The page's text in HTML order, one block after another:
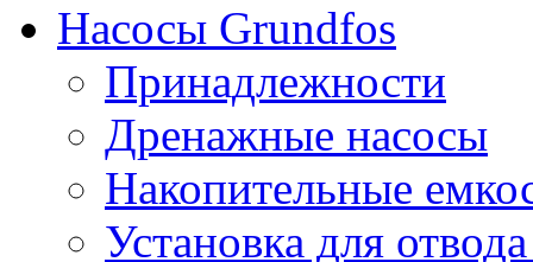
Насосы Grundfos
Принадлежности
Дренажные насосы
Накопительные
Установка для